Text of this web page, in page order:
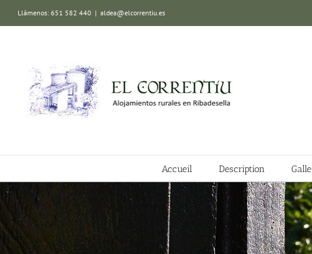
Llámenos: 651 582 440 | aldea@elcorrentiu.es
Accueil Description